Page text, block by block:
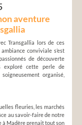
aventure
Transgallia lors de ces
conviviale s’est
de découverte
exploré cette perle de
organisé,
fleuries, les marchés
au savoir-faire de notre
à Madère prenait tout son